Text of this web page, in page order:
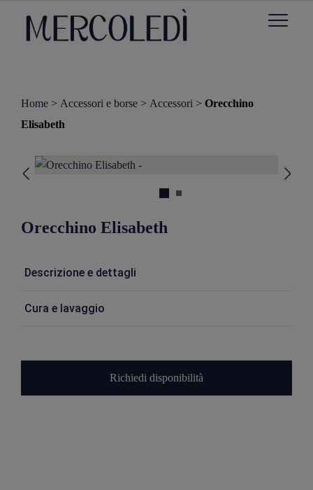
Home > Accessori e borse > Accessori > Orecchino
Elisabeth
Orecchino Elisabeth
Descrizione e dettagli
Cura e lavaggio
Richiedi disponibilità